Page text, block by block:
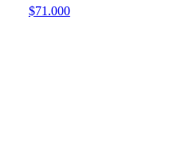
$71.000